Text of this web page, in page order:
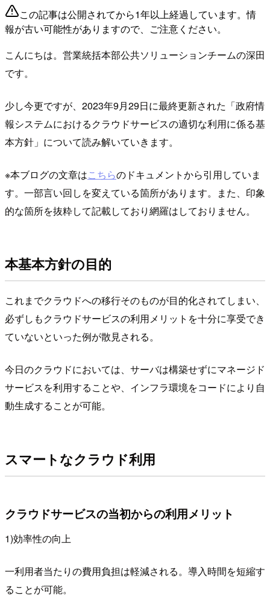
この記事は公開されてから1年以上経過しています。情
報が古い可能性がありますので、ご注意ください。
こんにちは。営業統括本部公共ソリューションチームの深田
です。
少し今更ですが、2023年9月29日に最終更新された「政府情
報システムにおけるクラウドサービスの適切な利用に係る基
本方針」について読み解いていきます。
※本ブログの文章はこちらのドキュメントから引用していま
す。一部言い回しを変えている箇所があります。また、印象
的な箇所を抜粋して記載しており網羅はしておりません。
本基本方針の目的
これまでクラウドへの移行そのものが目的化されてしまい、
必ずしもクラウドサービスの利用メリットを十分に享受でき
ていないといった例が散見される。
今日のクラウドにおいては、サーバは構築せずにマネージド
サービスを利用することや、インフラ環境をコードにより自
動生成することが可能。
スマートなクラウド利用
クラウドサービスの当初からの利用メリット
1)効率性の向上
一利用者当たりの費用負担は軽減される。導入時間を短縮す
ることが可能。